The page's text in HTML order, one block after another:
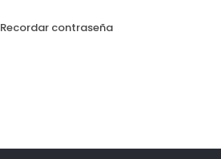
Recordar contraseña